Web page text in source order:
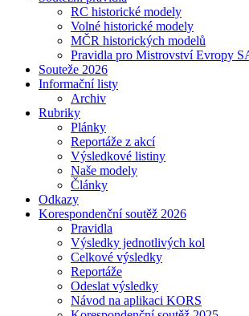
RC historické modely
Volné historické modely
MČR historických modelů
Pravidla pro Mistrovství Evropy
Souteže 2026
Informační listy
Archiv
Rubriky
Plánky
Reportáže z akcí
Výsledkové listiny
Naše modely
Články
Odkazy
Korespondenční soutěž 2026
Pravidla
Výsledky jednotlivých kol
Celkové výsledky
Reportáže
Odeslat výsledky
Návod na aplikaci KORS